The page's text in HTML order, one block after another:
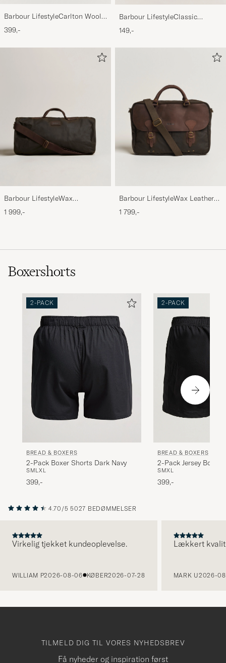
Barbour LifestyleCarlton Wool
BeanieMid Brown
399,-
Barbour LifestyleClassic
Thornproof Dressing
149,-
Barbour LifestyleWax
HoldallOlive
1 999,-
Barbour LifestyleWax Leather
Briefcase Olive
1 799,-
Boxershorts
2-PACK
BREAD & BOXERS
2-Pack Boxer Shorts Dark Navy
SMLXL
399,-
2-PACK
BREAD & BOXERS
2-Pack Jersey Boxer
SMXL
399,-
4.70/5 5027 BEDØMMELSER
Virkelig tjekket kundeoplevelse.
WILLIAM P2026-08-06 KØBER2026-07-28
Lækkert
MARK U2026-
TILMELD DIG TIL VORES NYHEDSBREV
Få nyheder og inspiration først